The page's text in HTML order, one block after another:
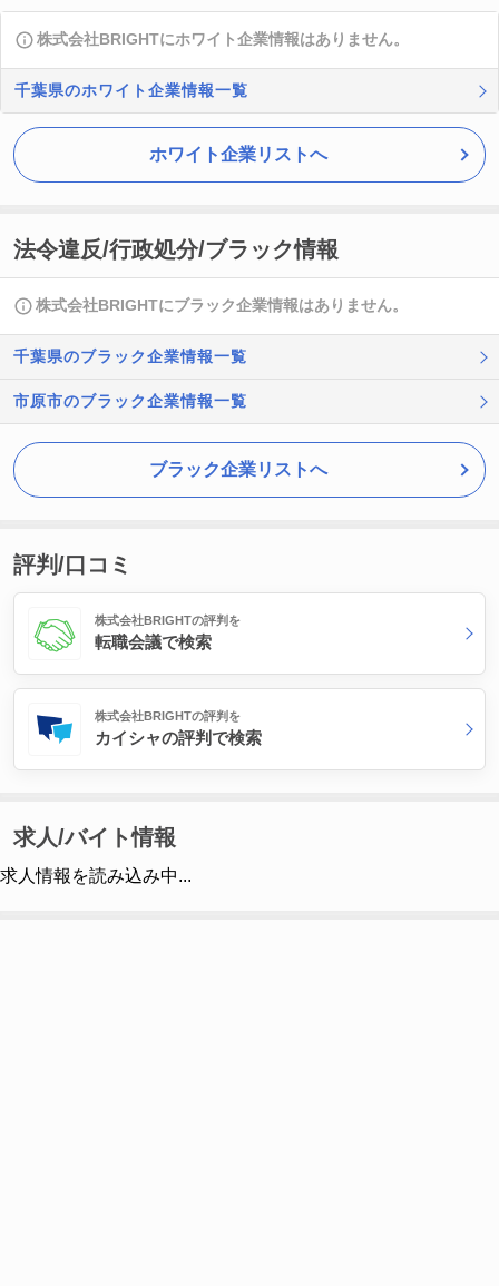
株式会社BRIGHTにホワイト企業情報はありません。
千葉県のホワイト企業情報一覧
ホワイト企業リストへ
法令違反/行政処分/ブラック情報
株式会社BRIGHTにブラック企業情報はありません。
千葉県のブラック企業情報一覧
市原市のブラック企業情報一覧
ブラック企業リストへ
評判/口コミ
株式会社BRIGHTの評判を
転職会議で検索
株式会社BRIGHTの評判を
カイシャの評判で検索
求人/バイト情報
求人情報を読み込み中...